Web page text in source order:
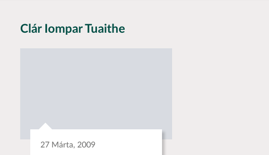
Clár Iompar Tuaithe
27 Márta, 2009